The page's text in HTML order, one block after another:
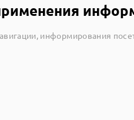
информирования